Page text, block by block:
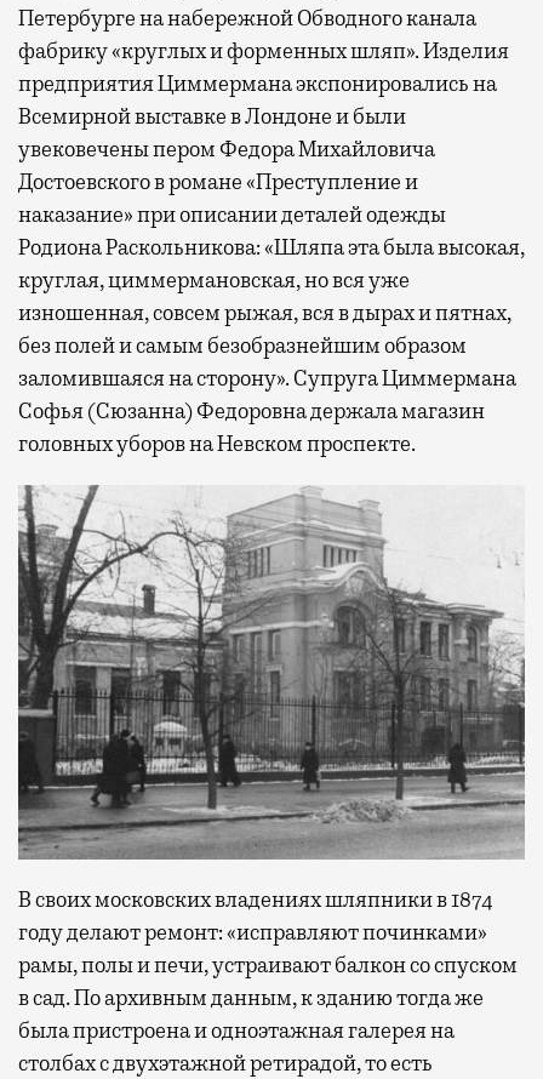
Петербурге на набережной Обводного канала
фабрику «круглых и форменных шляп». Изделия
предприятия Циммермана экспонировались на
Всемирной выставке в Лондоне и были
увековечены пером Федора Михайловича
Достоевского в романе «Преступление и
наказание» при описании деталей одежды
Родиона Раскольникова: «Шляпа эта была высокая,
круглая, циммермановская, но вся уже
изношенная, совсем рыжая, вся в дырах и пятнах,
без полей и самым безобразнейшим образом
заломившаяся на сторону». Супруга Циммермана
Софья (Сюзанна) Федоровна держала магазин
головных уборов на Невском проспекте.
В своих московских владениях шляпники в 1874
году делают ремонт: «исправляют починками»
рамы, полы и печи, устраивают балкон со спуском
в сад. По архивным данным, к зданию тогда же
была пристроена и одноэтажная галерея на
столбах с двухэтажной ретирадой, то есть